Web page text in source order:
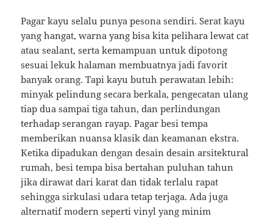
Pagar kayu selalu punya pesona sendiri. Serat kayu
yang hangat, warna yang bisa kita pelihara lewat cat
atau sealant, serta kemampuan untuk dipotong
sesuai lekuk halaman membuatnya jadi favorit
banyak orang. Tapi kayu butuh perawatan lebih:
minyak pelindung secara berkala, pengecatan ulang
tiap dua sampai tiga tahun, dan perlindungan
terhadap serangan rayap. Pagar besi tempa
memberikan nuansa klasik dan keamanan ekstra.
Ketika dipadukan dengan desain desain arsitektural
rumah, besi tempa bisa bertahan puluhan tahun
jika dirawat dari karat dan tidak terlalu rapat
sehingga sirkulasi udara tetap terjaga. Ada juga
alternatif modern seperti vinyl yang minim